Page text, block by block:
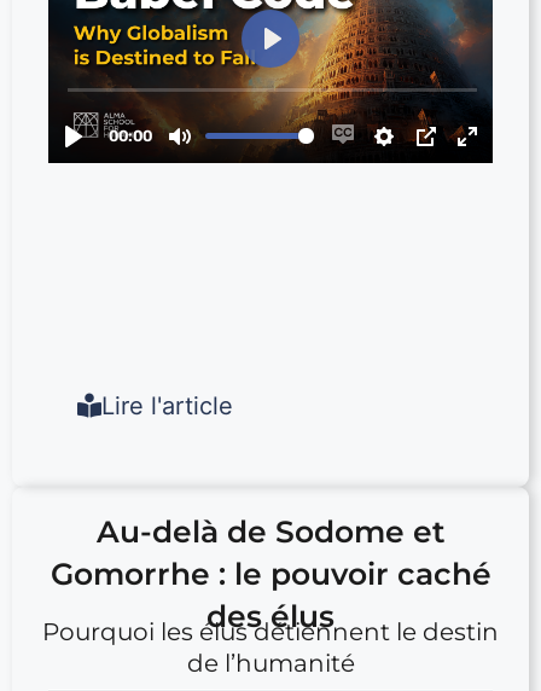
Lire l'article
Au-delà de Sodome et
Gomorrhe : le pouvoir caché
des élus
Pourquoi les élus détiennent le destin
de l’humanité